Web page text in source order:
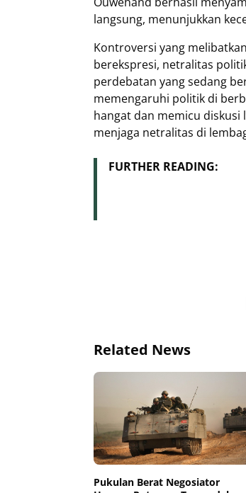
langsung, menunjukkan
Kontroversi yang
berekspresi, netralitas
perdebatan yang sedang
memengaruhi politik di
hangat dan memicu
menjaga netralitas di
FURTHER READING:
Related News
Pukulan Berat Negosiator